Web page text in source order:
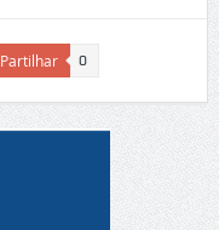
Partilhar 0